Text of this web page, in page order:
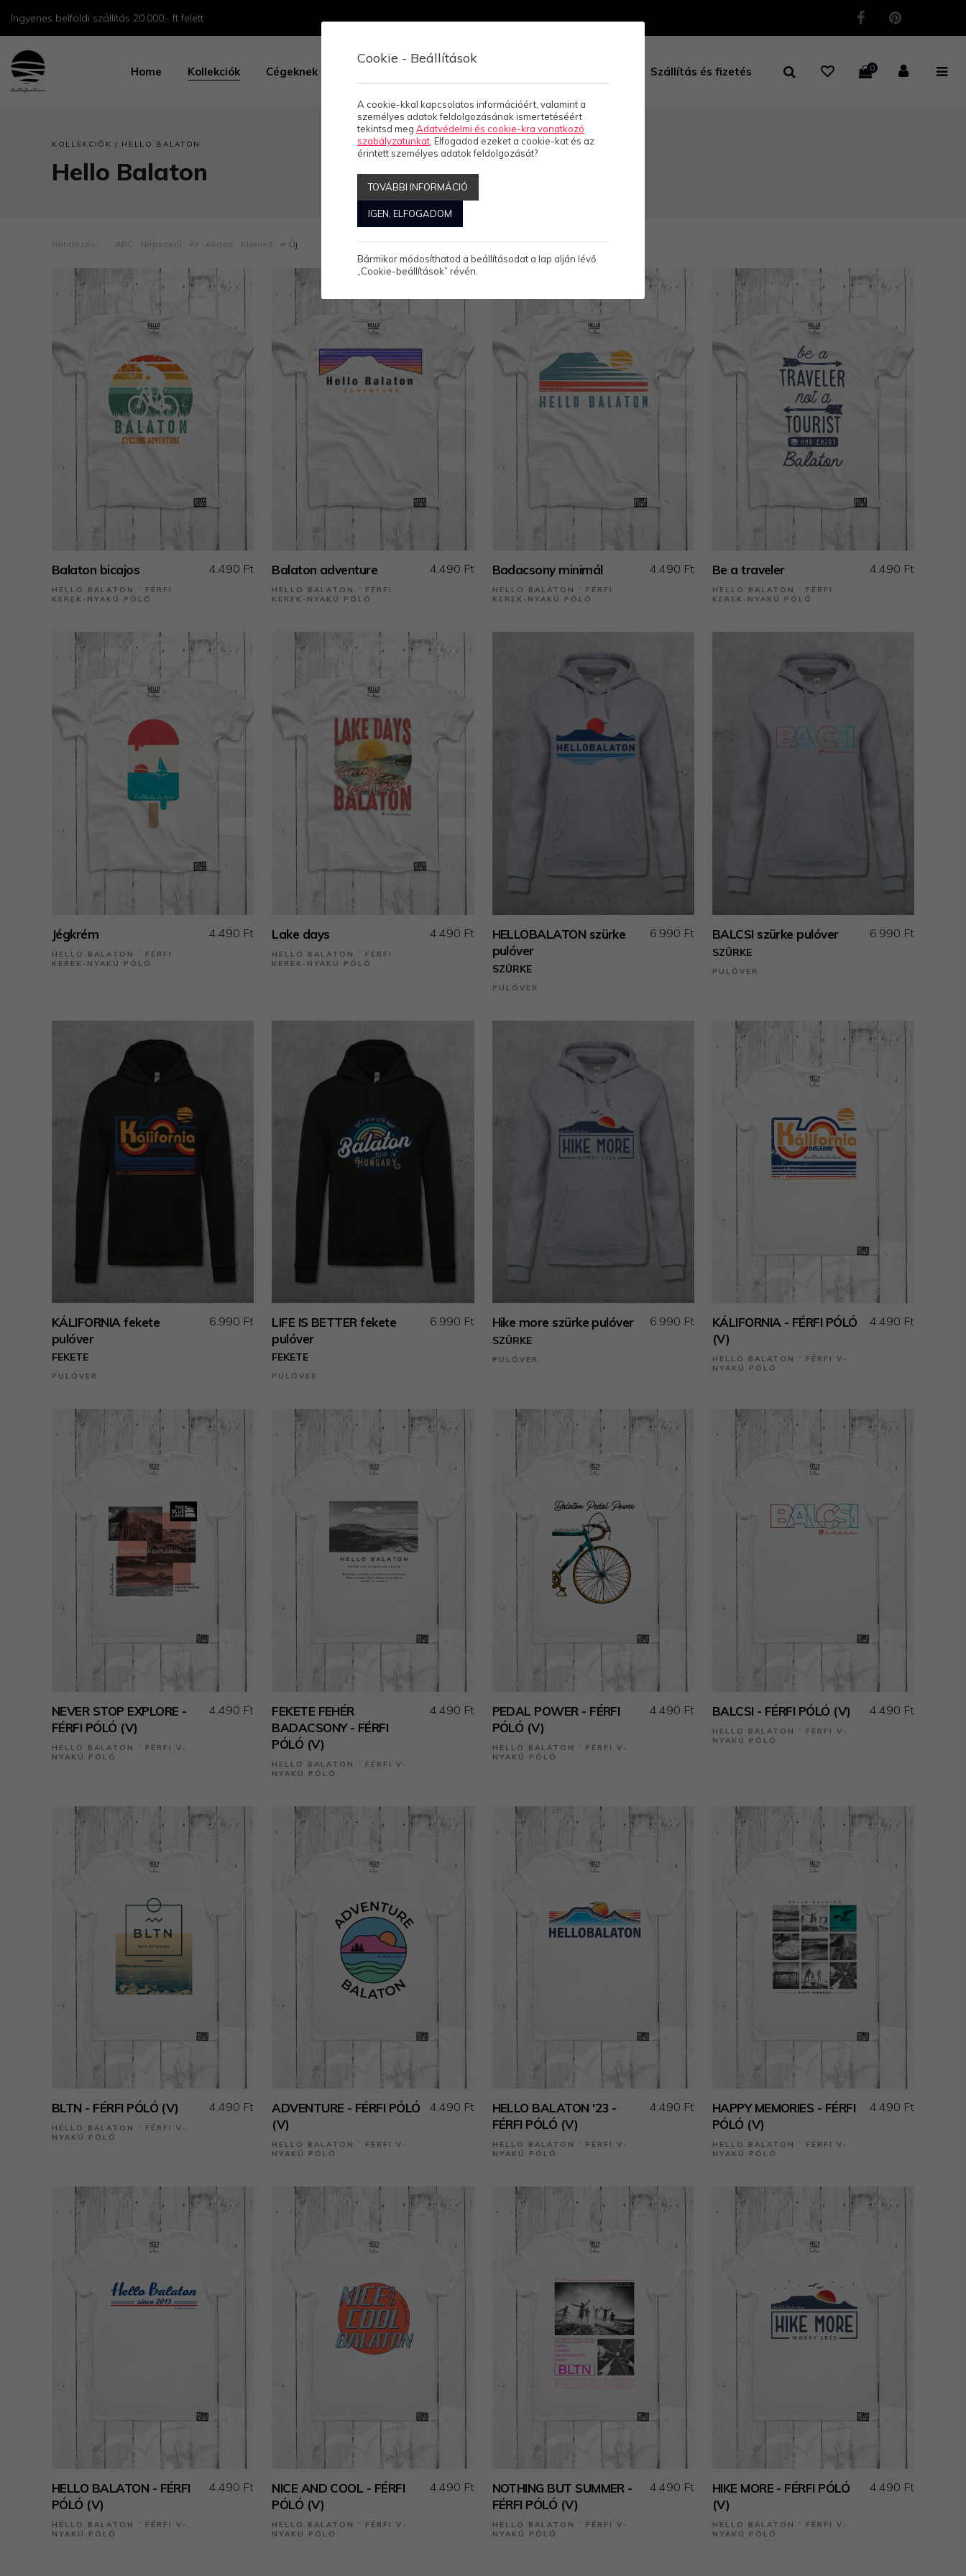
Ingyenes belföldi szállítás 20.000,- ft felett
Home Kollekciók Cégeknek Szállítás és fizetés 0
KOLLEKCIÓK / HELLO BALATON
Hello Balaton
Rendezés: ABC Népszerű Ár Akciós Kiemelt Új Megjelenítve: 25-48 Összesen: 554 Termék
Balaton bicajos
HELLO BALATON ˙ FÉRFI
KEREK-NYAKÚ PÓLÓ
4.490 Ft Balaton adventure
HELLO BALATON ˙ FÉRFI
KEREK-NYAKÚ PÓLÓ
4.490 Ft Badacsony minimál
HELLO BALATON ˙ FÉRFI
KEREK-NYAKÚ PÓLÓ
4.490 Ft Be a traveler
HELLO BALATON ˙ FÉRFI
KEREK-NYAKÚ PÓLÓ
4.490 Ft
Jégkrém
HELLO BALATON ˙ FÉRFI
KEREK-NYAKÚ PÓLÓ
4.490 Ft Lake days
HELLO BALATON ˙ FÉRFI
KEREK-NYAKÚ PÓLÓ
4.490 Ft
HELLOBALATON szürke
pulóver
SZÜRKE
PULÓVER
6.990 Ft BALCSI szürke pulóver
SZÜRKE
PULÓVER
6.990 Ft
KÁLIFORNIA fekete
pulóver
FEKETE
PULÓVER
6.990 Ft
LIFE IS BETTER fekete
pulóver
FEKETE
PULÓVER
6.990 Ft Hike more szürke pulóver
SZÜRKE
PULÓVER
6.990 Ft
KÁLIFORNIA - FÉRFI PÓLÓ
(V)
HELLO BALATON ˙ FÉRFI V-
NYAKÚ PÓLÓ
4.490 Ft
NEVER STOP EXPLORE -
FÉRFI PÓLÓ (V)
HELLO BALATON ˙ FÉRFI V-
NYAKÚ PÓLÓ
4.490 Ft
FEKETE FEHÉR
BADACSONY - FÉRFI
PÓLÓ (V)
HELLO BALATON ˙ FÉRFI V-
NYAKÚ PÓLÓ
4.490 Ft
PEDAL POWER - FÉRFI
PÓLÓ (V)
HELLO BALATON ˙ FÉRFI V-
NYAKÚ PÓLÓ
4.490 Ft BALCSI - FÉRFI PÓLÓ (V)
HELLO BALATON ˙ FÉRFI V-
NYAKÚ PÓLÓ
4.490 Ft
BLTN - FÉRFI PÓLÓ (V)
HELLO BALATON ˙ FÉRFI V-
NYAKÚ PÓLÓ
4.490 Ft
ADVENTURE - FÉRFI PÓLÓ
(V)
HELLO BALATON ˙ FÉRFI V-
NYAKÚ PÓLÓ
4.490 Ft
HELLO BALATON '23 -
FÉRFI PÓLÓ (V)
HELLO BALATON ˙ FÉRFI V-
NYAKÚ PÓLÓ
4.490 Ft
HAPPY MEMORIES - FÉRFI
PÓLÓ (V)
HELLO BALATON ˙ FÉRFI V-
NYAKÚ PÓLÓ
4.490 Ft
HELLO BALATON - FÉRFI
PÓLÓ (V)
HELLO BALATON ˙ FÉRFI V-
NYAKÚ PÓLÓ
4.490 Ft
NICE AND COOL - FÉRFI
PÓLÓ (V)
HELLO BALATON ˙ FÉRFI V-
NYAKÚ PÓLÓ
4.490 Ft
NOTHING BUT SUMMER -
FÉRFI PÓLÓ (V)
HELLO BALATON ˙ FÉRFI V-
NYAKÚ PÓLÓ
4.490 Ft
HIKE MORE - FÉRFI PÓLÓ
(V)
HELLO BALATON ˙ FÉRFI V-
NYAKÚ PÓLÓ
4.490 Ft
Cookie - Beállítások
A cookie-kkal kapcsolatos információért, valamint a
személyes adatok feldolgozásának ismertetéséért
tekintsd meg Adatvédelmi és cookie-kra vonatkozó
szabályzatunkat . Elfogadod ezeket a cookie-kat és az
érintett személyes adatok feldolgozását?
TOVÁBBI INFORMÁCIÓ
IGEN, ELFOGADOM
Bármikor módosíthatod a beállításodat a lap alján lévő
„Cookie-beállítások” révén.